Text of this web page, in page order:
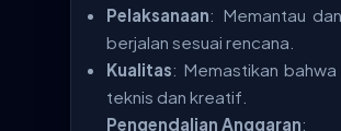
Pelaksanaan: Memantau
berjalan sesuai rencana.
Kualitas: Memastikan
teknis dan kreatif.
Pengendalian Anggaran: